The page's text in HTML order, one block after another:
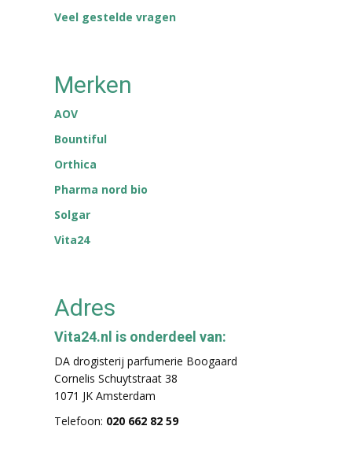
Veel gestelde vragen
Merken
AOV
Bountiful
Orthica
Pharma nord bio
Solgar
Vita24
Adres
Vita24.nl is onderdeel van:
DA drogisterij parfumerie Boogaard
Cornelis Schuytstraat 38
1071 JK Amsterdam
Telefoon: 020 662 82 59